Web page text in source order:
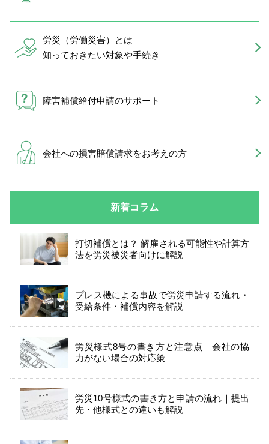
労災（労働災害）とは
知っておきたい対象や手続き
障害補償給付申請のサポート
会社への損害賠償請求をお考えの方
新着コラム
打切補償とは？ 解雇される可能性や計算方
法を労災被災者向けに解説
プレス機による事故で労災申請する流れ・
受給条件・補償内容を解説
労災様式8号の書き方と注意点｜会社の協
力がない場合の対応策
労災10号様式の書き方と申請の流れ｜提出
先・他様式との違いも解説